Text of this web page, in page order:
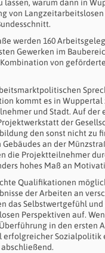
lassen, warum dann in
von
werden 160
Gewerken im
von
kommt es in Wuppertal
und Stadt. Auf der
der
den sonst nicht zu
an der
die Projektteilnehmer
hohes Maß an
Qualifikationen
der Arbeiten an
das Selbstwertgefühl
Perspektiven auf.
in den ersten
erfolgreicher Sozialpolitik